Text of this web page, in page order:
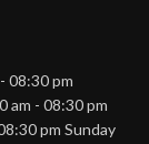
08:30 pm
am - 08:30 pm
pm Sunday